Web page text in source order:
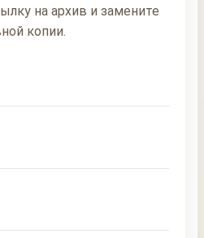
на архив и замените
копии.